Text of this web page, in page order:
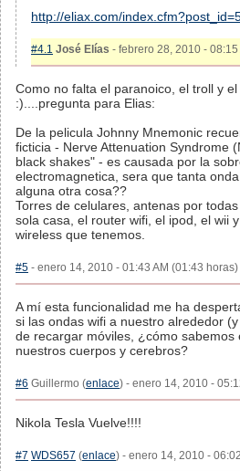
http://eliax.com/
#4.1 José Elías - febrero 28, 2010 -
Como no falta el paranoico, el troll y
:)....pregunta para Elias:
De la pelicula Johnny Mnemonic
ficticia - Nerve Attenuation Syndrome
black shakes" - es causada por la
electromagnetica, sera que tanta
alguna otra cosa??
Torres de celulares, antenas por
sola casa, el router wifi, el ipod, el wii
wireless que tenemos.
#5 - enero 14, 2010 - 01:43 AM (01:43 horas)
A mí esta funcionalidad me ha
si las ondas wifi a nuestro alrededor
de recargar móviles, ¿cómo sabemos
nuestros cuerpos y cerebros?
#6 Guillermo (enlace) - enero 14, 2010 -
Nikola Tesla Vuelve!!!!
#7 WDS657 (enlace) - enero 14, 2010 -